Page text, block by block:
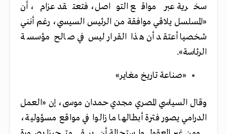
سخرية عبر مواقع التواصل، فتعتقد عزام، أن
«المسلسل يلاقي موافقة من الرئيس السيسي، رغم أنني
شخصيا أعتقد أن هذا القرار ليس في صالح مؤسسة
الرئاسة».
«صناعة تاريخ مغاير»
وقال السياسي المصري مجدي حمدان موسى، إن «العمل
الدرامي يصور فترة أبطالها ما زالوا في مواقع مسؤولية،